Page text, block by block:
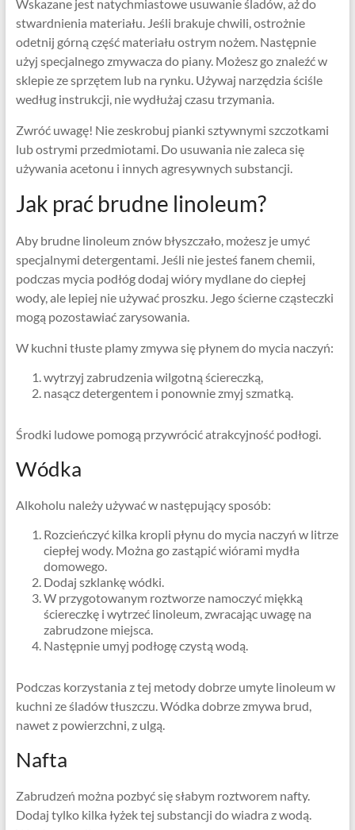
Wskazane jest natychmiastowe usuwanie śladów, aż do
stwardnienia materiału. Jeśli brakuje chwili, ostrożnie
odetnij górną część materiału ostrym nożem. Następnie
użyj specjalnego zmywacza do piany. Możesz go znaleźć w
sklepie ze sprzętem lub na rynku. Używaj narzędzia ściśle
według instrukcji, nie wydłużaj czasu trzymania.
Zwróć uwagę! Nie zeskrobuj pianki sztywnymi szczotkami
lub ostrymi przedmiotami. Do usuwania nie zaleca się
używania acetonu i innych agresywnych substancji.
Jak prać brudne linoleum?
Aby brudne linoleum znów błyszczało, możesz je umyć
specjalnymi detergentami. Jeśli nie jesteś fanem chemii,
podczas mycia podłóg dodaj wióry mydlane do ciepłej
wody, ale lepiej nie używać proszku. Jego ścierne cząsteczki
mogą pozostawiać zarysowania.
W kuchni tłuste plamy zmywa się płynem do mycia naczyń:
wytrzyj zabrudzenia wilgotną ściereczką,
nasącz detergentem i ponownie zmyj szmatką.
Środki ludowe pomogą przywrócić atrakcyjność podłogi.
Wódka
Alkoholu należy używać w następujący sposób:
Rozcieńczyć kilka kropli płynu do mycia naczyń w litrze
ciepłej wody. Można go zastąpić wiórami mydła
domowego.
Dodaj szklankę wódki.
W przygotowanym roztworze namoczyć miękką
ściereczkę i wytrzeć linoleum, zwracając uwagę na
zabrudzone miejsca.
Następnie umyj podłogę czystą wodą.
Podczas korzystania z tej metody dobrze umyte linoleum w
kuchni ze śladów tłuszczu. Wódka dobrze zmywa brud,
nawet z powierzchni, z ulgą.
Nafta
Zabrudzeń można pozbyć się słabym roztworem nafty.
Dodaj tylko kilka łyżek tej substancji do wiadra z wodą.